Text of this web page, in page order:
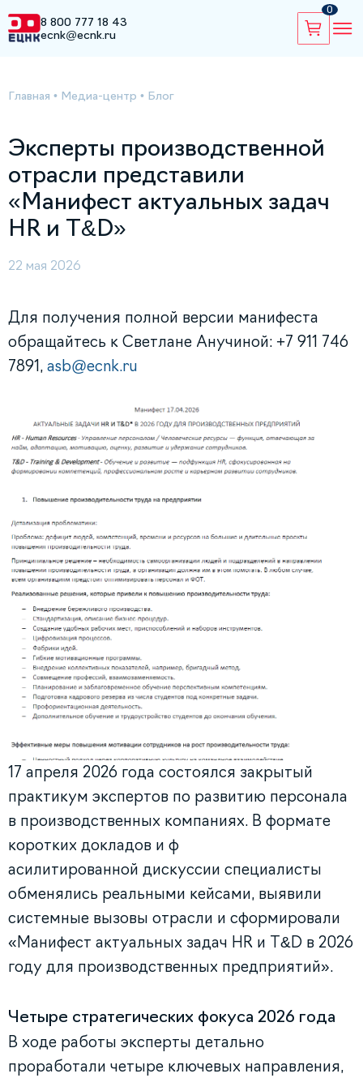
8 800 777 18 43
ecnk@ecnk.ru
0
Главная • Медиа-центр • Блог
Эксперты производственной
отрасли представили
«Манифест актуальных задач
HR и T&D»
22 мая 2026
Для получения полной версии манифеста
обращайтесь к Светлане Анучиной: +7 911 746
7891, asb@ecnk.ru
17 апреля 2026 года состоялся закрытый
практикум экспертов по развитию персонала
в производственных компаниях. В формате
коротких докладов и ф
асилитированной дискуссии специалисты
обменялись реальными кейсами, выявили
системные вызовы отрасли и сформировали
«Манифест актуальных задач HR и T&D в 2026
году для производственных предприятий».
Четыре стратегических фокуса 2026 года
В ходе работы эксперты детально
проработали четыре ключевых направления,